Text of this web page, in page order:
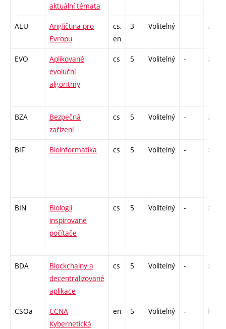
aktuální témata
AEU
Angličtina pro
Evropu
cs,
en
3 Volitelný - zá,zk
EVO
Aplikované
evoluční
algoritmy
cs 5 Volitelný - zk
BZA
Bezpečná
zařízení
cs 5 Volitelný - zk
BIF Bioinformatika cs 5 Volitelný - zk
BIN
Biologií
inspirované
počítače
cs 5 Volitelný - zk
BDA
Blockchainy a
decentralizované
aplikace
cs 5 Volitelný - zá,zk
CSOa
CCNA
Kybernetická
en 5 Volitelný - kl